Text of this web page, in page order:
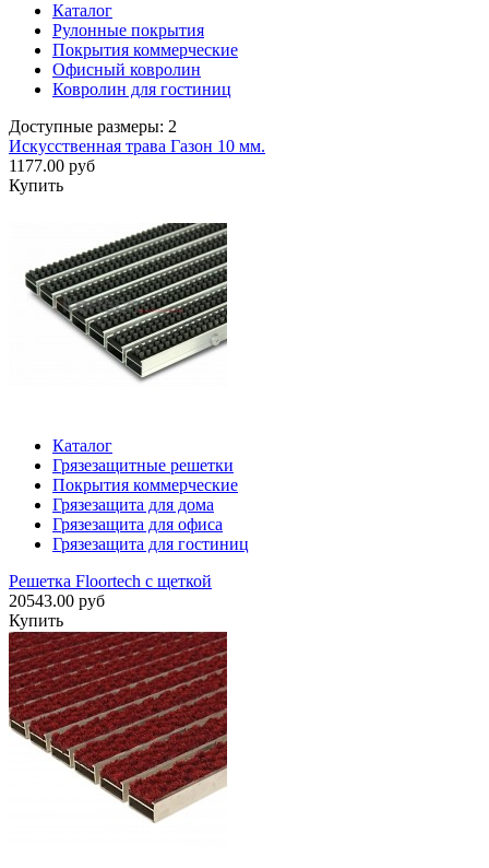
Каталог
Рулонные покрытия
Покрытия коммерческие
Офисный ковролин
Ковролин для гостиниц
Доступные размеры: 2
Искусственная трава Газон 10 мм.
1177.00 руб
Купить
Каталог
Грязезащитные решетки
Покрытия коммерческие
Грязезащита для дома
Грязезащита для офиса
Грязезащита для гостиниц
Решетка Floortech с щеткой
20543.00 руб
Купить